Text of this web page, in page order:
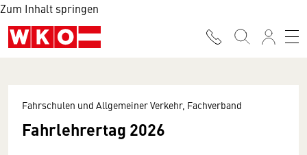
Zum Inhalt springen
Fahrschulen und Allgemeiner Verkehr, Fachverband
Fahrlehrertag 2026